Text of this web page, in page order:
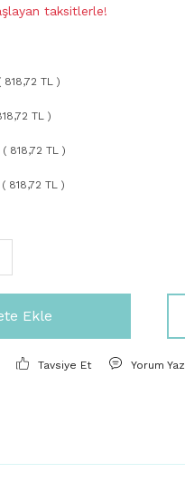
taksitlerle!
TL )
TL )
818,72 TL )
818,72 TL )
Ekle
Tavsiye Et Yorum Yaz